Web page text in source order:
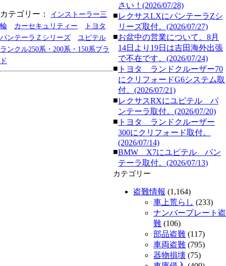
カテゴリー：
インストーラー三
輪
カーセキュリティー
トヨタ
パンテーラＺシリーズ
ユピテル
ランクル250系・200系・150系プラ
ド
さい！(2026/07/28)
■レクサスLXにパンテーラZシ
リーズ取付。(2026/07/27)
■お盆中の営業について。8月
14日より19日は吉田海外出張
で不在です。(2026/07/24)
■ トヨタ ランドクルーザー70
にクリフォードG6システム取
付。(2026/07/21)
■レクサスRXにユピテル パ
ンテーラ取付。(2026/07/20)
■ トヨタ ランドクルーザー
300にクリフォード取付。
(2026/07/14)
■BMW X7にユピテル パン
テーラ取付。(2026/07/13)
カテゴリー
盗難情報 (1,164)
車上荒らし (233)
ナンバープレート盗
難 (106)
部品盗難 (117)
車両盗難 (795)
器物損壊 (75)